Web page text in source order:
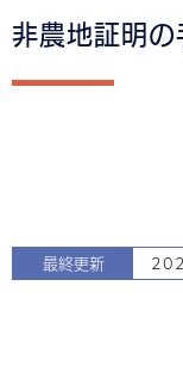
非農地証明の
最終更新